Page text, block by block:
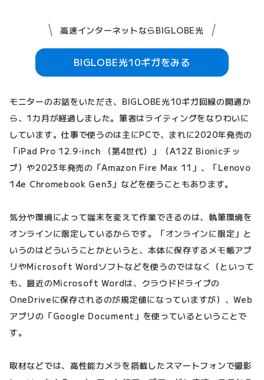
高速インターネットならBIGLOBE光
BIGLOBE光10ギガをみる
モニターのお話をいただき、BIGLOBE光10ギガ回線の開通か
ら、1カ月が経過しました。筆者はライティングをなりわいに
しています。仕事で使うのは主にPCで、まれに2020年発売の
「iPad Pro 12.9-inch （第4世代）」（A12Z Bionicチッ
プ）や2023年発売の「Amazon Fire Max 11」、「Lenovo
14e Chromebook Gen3」などを使うこともあります。
気分や環境によって端末を変えて作業できるのは、執筆環境を
オンラインに限定しているからです。「オンラインに限定」と
いうのはどういうことかというと、本体に保存するメモ帳アプ
リやMicrosoft Wordソフトなどを使うのではなく（といって
も、最近のMicrosoft Wordは、クラウドドライブの
OneDriveに保存されるのが規定値になっていますが）、Web
アプリの「Google Document」を使っているということで
す。
取材などでは、高性能カメラを搭載したスマートフォンで撮影